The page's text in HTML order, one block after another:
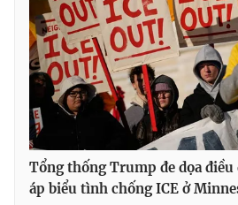
Tổng thống Trump đe dọa
áp biểu tình chống ICE ở